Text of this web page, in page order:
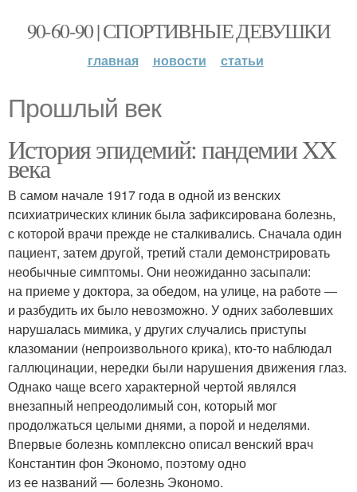
90-60-90 | СПОРТИВНЫЕ ДЕВУШКИ
главная новости статьи
Прошлый век
История эпидемий: пандемии XX
века
В самом начале 1917 года в одной из венских
психиатрических клиник была зафиксирована болезнь,
с которой врачи прежде не сталкивались. Сначала один
пациент, затем другой, третий стали демонстрировать
необычные симптомы. Они неожиданно засыпали:
на приеме у доктора, за обедом, на улице, на работе —
и разбудить их было невозможно. У одних заболевших
нарушалась мимика, у других случались приступы
клазомании (непроизвольного крика), кто-то наблюдал
галлюцинации, нередки были нарушения движения глаз.
Однако чаще всего характерной чертой являлся
внезапный непреодолимый сон, который мог
продолжаться целыми днями, а порой и неделями.
Впервые болезнь комплексно описал венский врач
Константин фон Экономо, поэтому одно
из ее названий — болезнь Экономо.